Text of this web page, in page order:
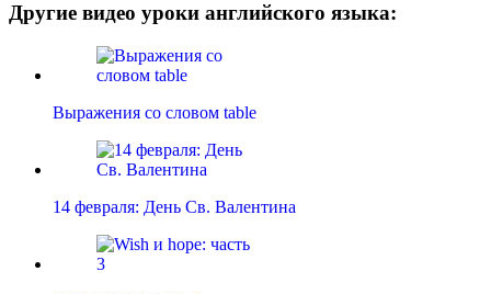
Другие видео уроки английского языка:
Выражения со словом table
14 февраля: День Св. Валентина